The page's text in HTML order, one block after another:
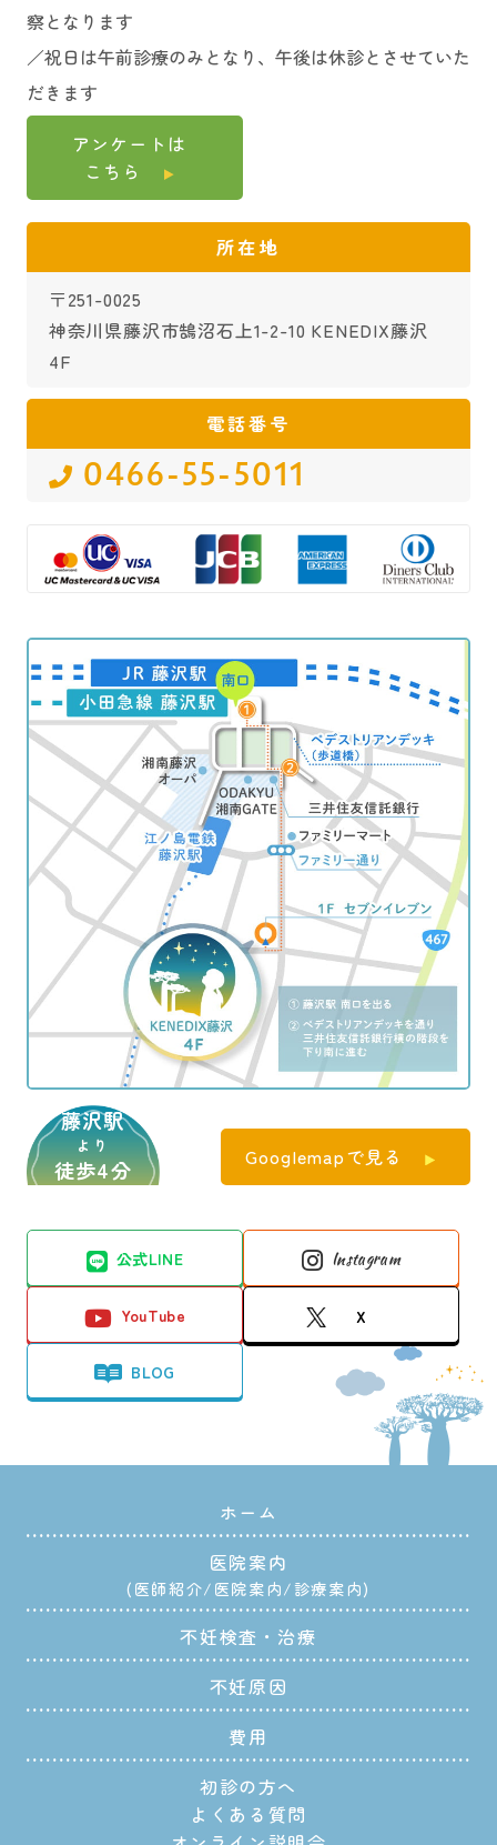
察となります
／祝日は午前診療のみとなり、午後は休診とさせていた
だきます
アンケートは
こちら
所在地
〒251-0025
神奈川県藤沢市鵠沼石上1-2-10 KENEDIX藤沢
4F
電話番号
0466-55-5011
藤沢駅
より
徒歩4分 Googlemapで見る
公式LINE Instagram
YouTube X
BLOG
ホーム
医院案内
医師紹介 医院案内 診療案内
不妊検査・治療
不妊原因
費用
初診の方へ
よくある質問